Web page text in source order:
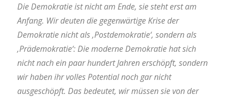
Die Demokratie ist nicht am Ende, sie steht erst am
Anfang. Wir deuten die gegenwärtige Krise der
Demokratie nicht als ‚Postdemokratie‘, sondern als
‚Prädemokratie‘: Die moderne Demokratie hat sich
nicht nach ein paar hundert Jahren erschöpft, sondern
wir haben ihr volles Potential noch gar nicht
ausgeschöpft. Das bedeutet, wir müssen sie von der